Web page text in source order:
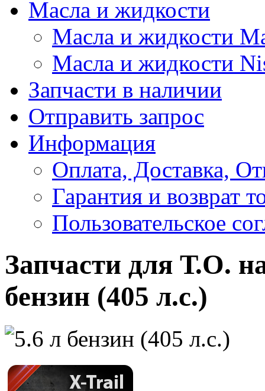
Масла и жидкости
Масла и жидкости
Масла и жидкости
Запчасти в наличии
Отправить запрос
Информация
Оплата, Доставка,
Гарантия и возврат
Пользовательское
Запчасти для Т.О.
бензин (405 л.с.)